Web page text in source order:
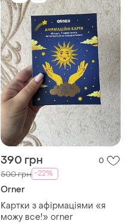
390 грн 0
500 грн -22%
Orner
Картки з афірмаціями «я
можу все!» orner